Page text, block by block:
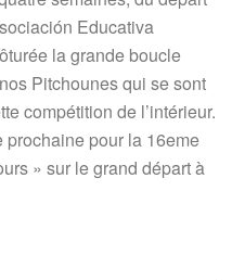
Educativa
la grande boucle
Pitchounes qui se sont
compétition de l’intérieur.
prochaine pour la 16eme
» sur le grand départ à